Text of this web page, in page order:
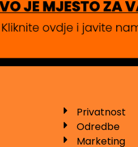
Privatnost
Odredbe
Marketing